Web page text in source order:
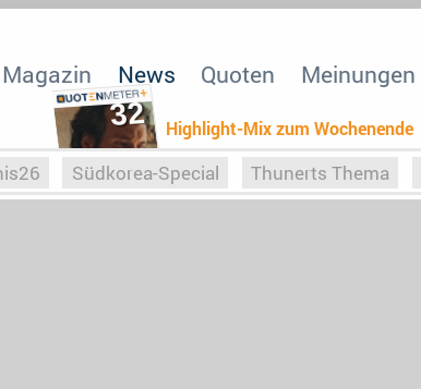
32 Highlight-Mix zum Wochenende
Magazin News Quoten Meinungen
Südkorea-Special Thunerts Thema